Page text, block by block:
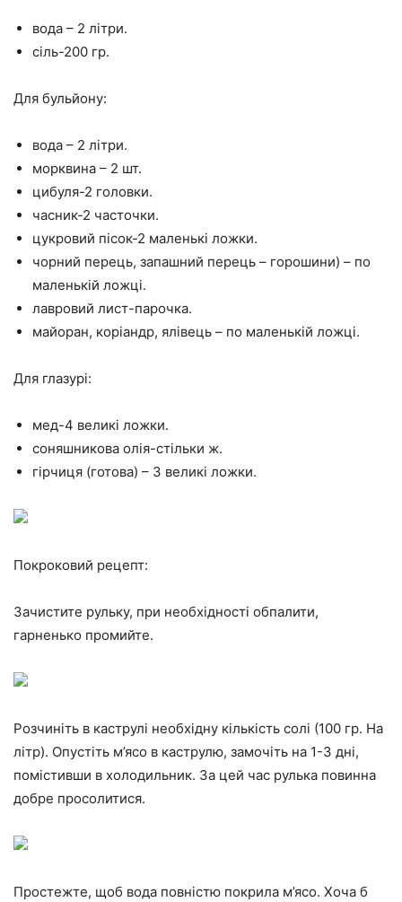
вода – 2 літри.
сіль-200 гр.
Для бульйону:
вода – 2 літри.
морквина – 2 шт.
цибуля-2 головки.
часник-2 часточки.
цукровий пісок-2 маленькі ложки.
чорний перець, запашний перець – горошини) – по
маленькій ложці.
лавровий лист-парочка.
майоран, коріандр, ялівець – по маленькій ложці.
Для глазурі:
мед-4 великі ложки.
соняшникова олія-стільки ж.
гірчиця (готова) – 3 великі ложки.
Покроковий рецепт:
Зачистите рульку, при необхідності обпалити,
гарненько промийте.
Розчиніть в каструлі необхідну кількість солі (100 гр. На
літр). Опустіть м’ясо в каструлю, замочіть на 1-3 дні,
помістивши в холодильник. За цей час рулька повинна
добре просолитися.
Простежте, щоб вода повністю покрила м’ясо. Хоча б